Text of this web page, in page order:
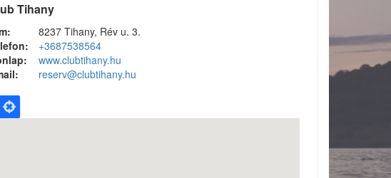
Tihany
8237 Tihany, Rév u. 3.
+3687538564
www.clubtihany.hu
reserv@clubtihany.hu